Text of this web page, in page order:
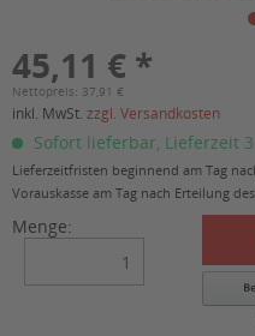
45,11 € *
Nettopreis: 37,91 €
inkl. MwSt. zzgl. Versandkosten
Sofort lieferbar, Lieferzeit
Lieferzeitfristen beginnend am Tag
Vorauskasse am Tag nach Erteilung
Menge: